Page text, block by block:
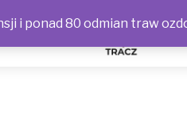
i ponad 80 odmian traw